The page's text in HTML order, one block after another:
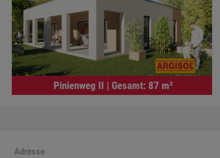
Pinienweg II | Gesamt: 87 m²
Adresse